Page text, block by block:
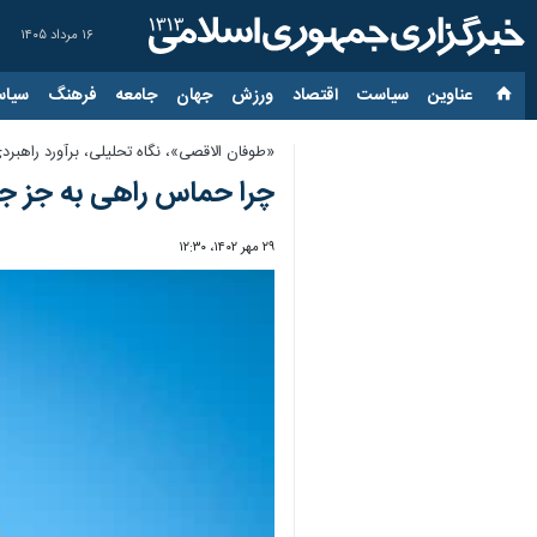
۱۶ مرداد ۱۴۰۵
عناوین‌ سیاست اقتصاد ورزش جهان جامعه فرهنگ
«طوفان الاقصی»، نگاه تحلیلی، برآورد
چرا حماس راهی به جز
۲۹ مهر ۱۴۰۲، ۱۲:۳۰